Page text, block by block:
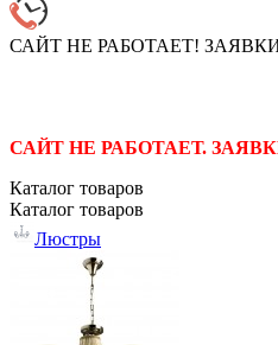
САЙТ НЕ РАБОТАЕТ!
САЙТ НЕ РАБОТАЕТ.
Каталог товаров
Каталог товаров
Люстры